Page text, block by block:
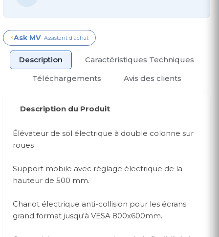
⚡Ask MV- Assistant d'achat
Description
Caractéristiques Techniques
Téléchargements
Avis des clients
Description du Produit
Élévateur de sol électrique à double colonne sur
roues
Support mobile avec réglage électrique de la
hauteur de 500 mm.
Chariot électrique anti-collision pour les écrans
grand format jusqu'à VESA 800x600mm.